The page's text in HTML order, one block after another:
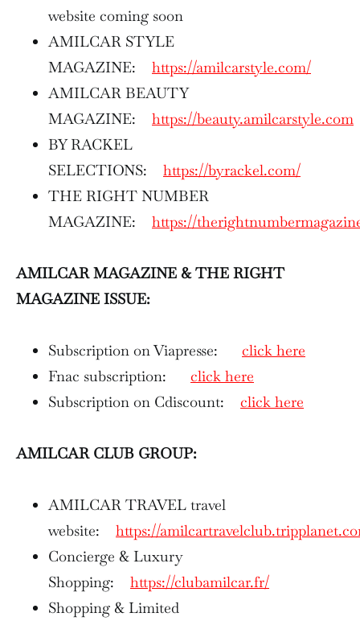
website coming soon
AMILCAR STYLE
MAGAZINE: https://amilcarstyle.com/
AMILCAR BEAUTY
MAGAZINE: https://beauty.amilcarstyle.com
BY RACKEL
SELECTIONS: https://byrackel.com/
THE RIGHT NUMBER
MAGAZINE: https://
AMILCAR MAGAZINE & THE RIGHT
MAGAZINE ISSUE:
Subscription on Viapresse: click here
Fnac subscription: click here
Subscription on Cdiscount: click here
AMILCAR CLUB GROUP:
AMILCAR TRAVEL travel
website: https://
Concierge & Luxury
Shopping: https://clubamilcar.fr/
Shopping & Limited